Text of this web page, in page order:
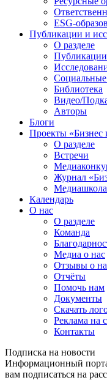
ESG-
Публикации и
О разделе
Публикации
Библиотека
Видео/
Авторы
Блоги
Проекты «Бизнес
О разделе
Встречи
Журнал
Календарь
О нас
О разделе
Команда
Медиа о нас
Отзывы о
Отчёты
Помочь нам
Документы
Скачать
Реклама на
Контакты
Подписка на новости
Информационный
вам подписаться на